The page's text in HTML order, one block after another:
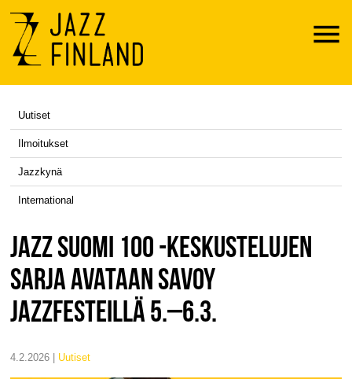
Menu
Uutiset
Ilmoitukset
Jazzkynä
International
JAZZ SUOMI 100 -KESKUSTELUJEN
SARJA AVATAAN SAVOY
JAZZFESTEILLÄ 5.–6.3.
4.2.2026 | uutiset